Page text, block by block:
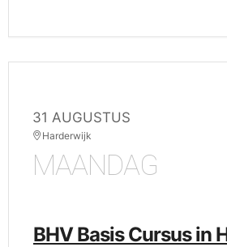
31 AUGUSTUS
Harderwijk
MAANDAG
BHV Basis Cursus in